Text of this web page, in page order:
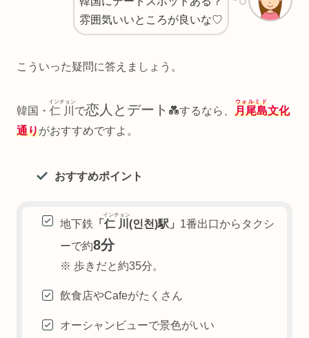
雰囲気いいところが良いな♡
こういった疑問に答えましょう。
韓国・ 仁川
インチョン
で恋人とデート 💑するなら、 月尾島
ウォルミド
文化
通りがおすすめですよ。
おすすめポイント
地下鉄 「 仁川
インチョン
(인천)駅」 1番出口からタクシ
ーで約8分
※ 歩きだと約35分。
飲食店やCafeがたくさん
オーシャンビューで景色がいい